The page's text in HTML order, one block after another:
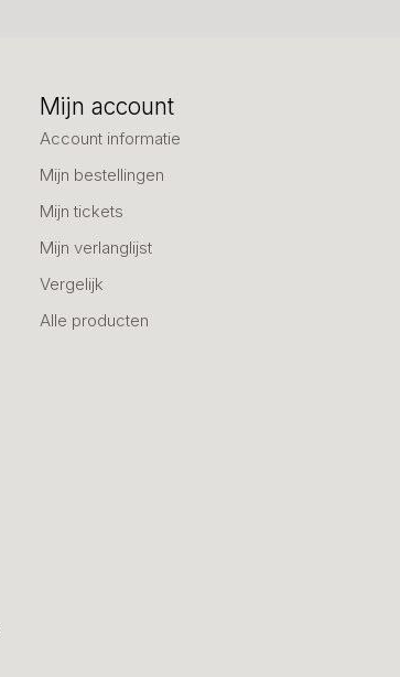
Mijn account
Account informatie
Mijn bestellingen
Mijn tickets
Mijn verlanglijst
Vergelijk
Alle producten